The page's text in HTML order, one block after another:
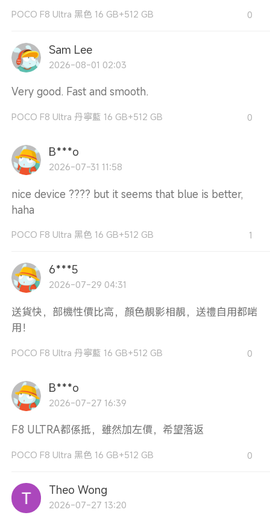
POCO F8 Ultra 黑色 16 GB+512 GB 0
Sam Lee
2026-08-01 02:03
Very good. Fast and smooth.
POCO F8 Ultra 丹寧藍 16 GB+512 GB 0
B***o
2026-07-31 11:58
nice device ???? but it seems that blue is better,
haha
POCO F8 Ultra 黑色 16 GB+512 GB 1
6***5
2026-07-29 04:31
送貨快，部機性價比高，顏色靚影相靚，送禮自用都啱
用！
POCO F8 Ultra 丹寧藍 16 GB+512 GB 0
B***o
2026-07-27 16:39
F8 ULTRA都係抵，雖然加左價，希望落返
POCO F8 Ultra 黑色 16 GB+512 GB 0
Theo Wong
2026-07-27 13:20